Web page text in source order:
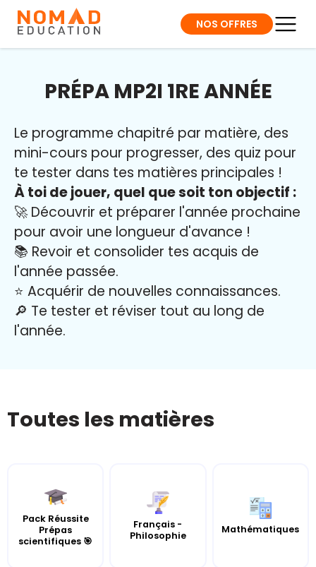
NOS OFFRES
PRÉPA MP2I 1RE ANNÉE
Le programme chapitré par matière, des
mini-cours pour progresser, des quiz pour
te tester dans tes matières principales !
À toi de jouer, quel que soit ton objectif :
🚀 Découvrir et préparer l'année prochaine
pour avoir une longueur d'avance !
📚 Revoir et consolider tes acquis de
l'année passée.
⭐️ Acquérir de nouvelles connaissances.
🔎 Te tester et réviser tout au long de
l'année.
Toutes les matières
Pack Réussite
Prépas
scientifiques 🎯
Français -
Philosophie
Mathématiques